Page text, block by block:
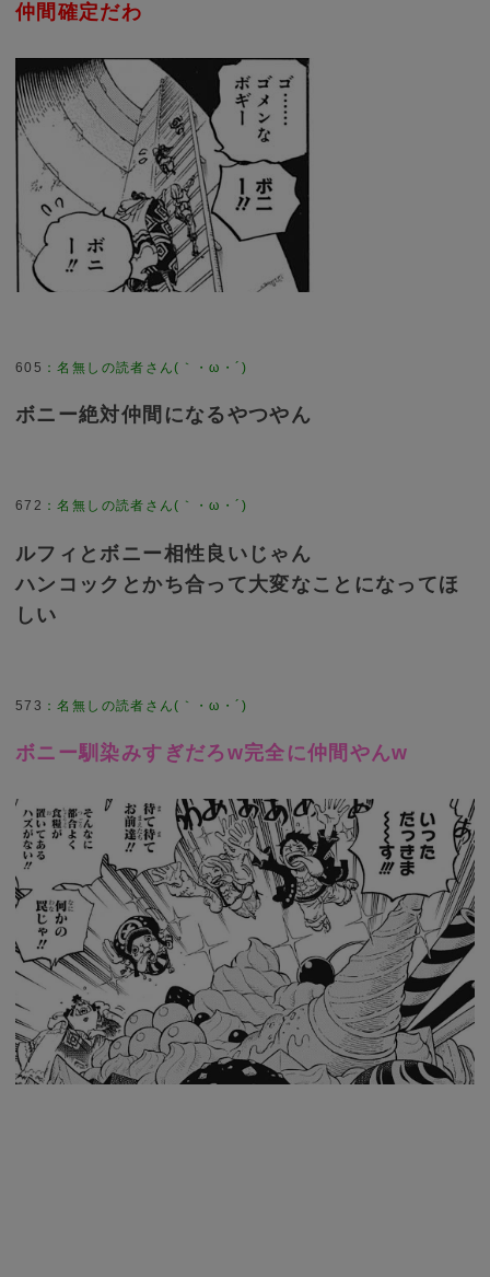
仲間確定だわ
605 ：名無しの読者さん(｀・ω・´)
ボニー絶対仲間になるやつやん
672 ：名無しの読者さん(｀・ω・´)
ルフィとボニー相性良いじゃん
ハンコックとかち合って大変なことになってほ
しい
573 ：名無しの読者さん(｀・ω・´)
ボニー馴染みすぎだろw完全に仲間やんw